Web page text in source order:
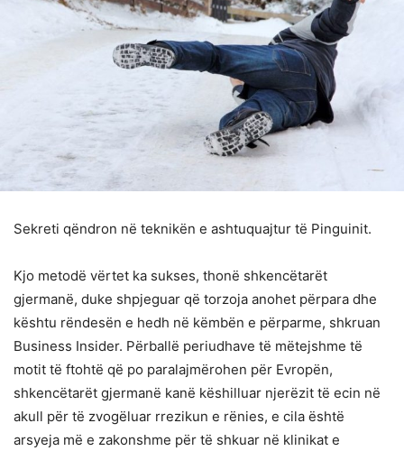
Sekreti qëndron në teknikën e ashtuquajtur të Pinguinit.
Kjo metodë vërtet ka sukses, thonë shkencëtarët
gjermanë, duke shpjeguar që torzoja anohet përpara dhe
kështu rëndesën e hedh në këmbën e përparme, shkruan
Business Insider. Përballë periudhave të mëtejshme të
motit të ftohtë që po paralajmërohen për Evropën,
shkencëtarët gjermanë kanë këshilluar njerëzit të ecin në
akull për të zvogëluar rrezikun e rënies, e cila është
arsyeja më e zakonshme për të shkuar në klinikat e